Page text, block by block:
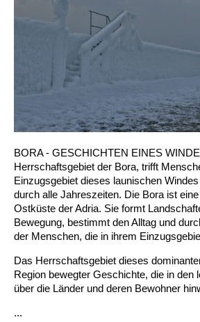
BORA - GESCHICHTEN EINES
Herrschaftsgebiet der Bora, trifft
Einzugsgebiet dieses launischen
durch alle Jahreszeiten. Die Bora ist
Ostküste der Adria. Sie formt
Bewegung, bestimmt den Alltag und
der Menschen, die in ihrem
Das Herrschaftsgebiet dieses
Region bewegter Geschichte, die in den
über die Länder und deren Bewohner
...